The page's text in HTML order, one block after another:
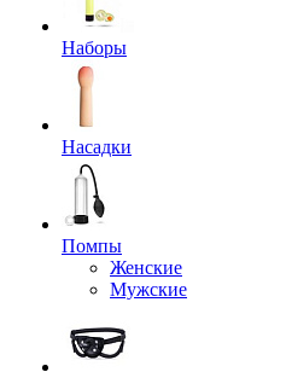
Наборы
Насадки
Помпы
Женские
Мужские